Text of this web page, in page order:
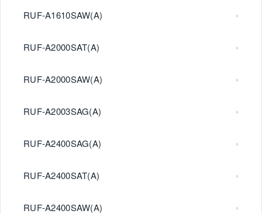
RUF-A1610SAW(A)
RUF-A2000SAT(A)
RUF-A2000SAW(A)
RUF-A2003SAG(A)
RUF-A2400SAG(A)
RUF-A2400SAT(A)
RUF-A2400SAW(A)